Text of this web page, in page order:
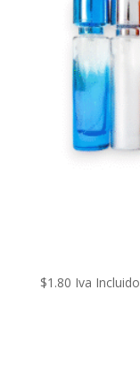
$1.80 Iva Incluido